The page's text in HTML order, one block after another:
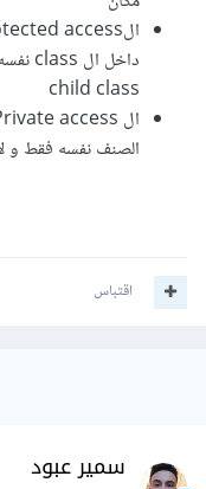
child class
الصنف نفسه فقط و
اقتباس
سمير عبود